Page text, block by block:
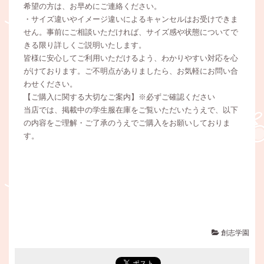
希望の方は、お早めにご連絡ください。
・サイズ違いやイメージ違いによるキャンセルはお受けできま
せん。事前にご相談いただければ、サイズ感や状態についてで
きる限り詳しくご説明いたします。
皆様に安心してご利用いただけるよう、わかりやすい対応を心
がけております。ご不明点がありましたら、お気軽にお問い合
わせください。
【ご購入に関する大切なご案内】※必ずご確認ください
当店では、掲載中の学生服在庫をご覧いただいたうえで、以下
の内容をご理解・ご了承のうえでご購入をお願いしておりま
す。
創志学園